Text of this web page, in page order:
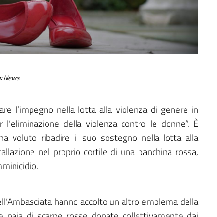
News
l’impegno nella lotta alla violenza di genere in
della violenza contro le donne”. È
voluto ribadire il suo sostegno nella lotta alla
nel proprio cortile di una panchina rossa,
hanno accolto un altro emblema della